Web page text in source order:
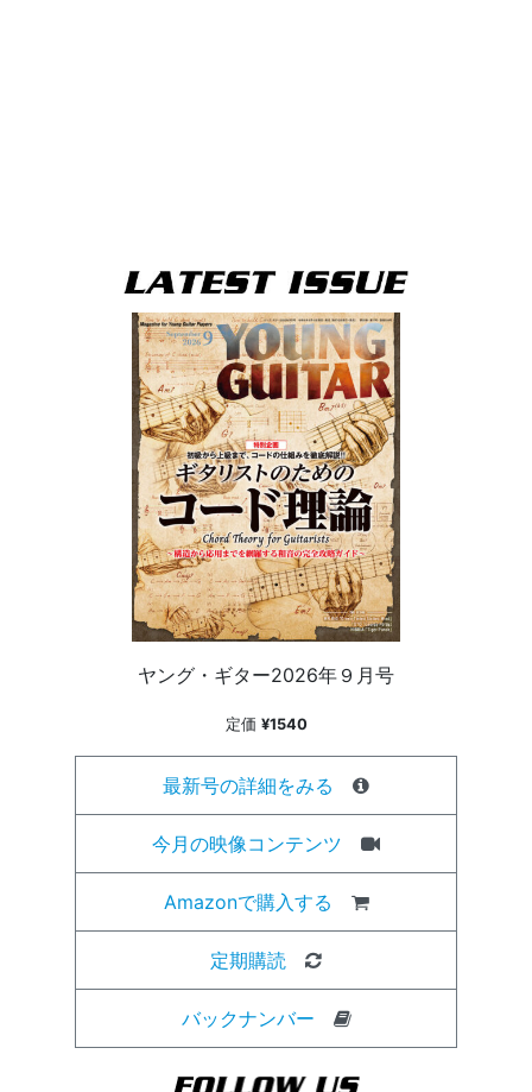
ヤング・ギター2026年９月号
定価 ¥1540
最新号の詳細をみる
今月の映像コンテンツ
Amazonで購入する
定期購読
バックナンバー